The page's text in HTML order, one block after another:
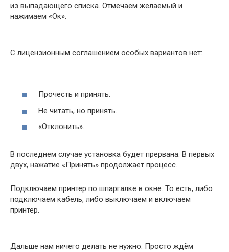
из выпадающего списка. Отмечаем желаемый и
нажимаем «Ок».
С лицензионным соглашением особых вариантов нет:
Прочесть и принять.
Не читать, но принять.
«Отклонить».
В последнем случае установка будет прервана. В первых
двух, нажатие «Принять» продолжает процесс.
Подключаем принтер по шпаргалке в окне. То есть, либо
подключаем кабель, либо выключаем и включаем
принтер.
Дальше нам ничего делать не нужно. Просто ждём